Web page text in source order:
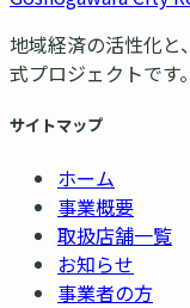
地域経済の活性化と
式プロジェクトです。
サイトマップ
ホーム
事業概要
取扱店舗一覧
お知らせ
事業者の方